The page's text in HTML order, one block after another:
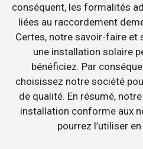
conséquent, les formalités
liées au raccordement
Certes, notre savoir-faire
une installation solaire
bénéficiez. Par
choisissez notre société
de qualité. En résumé,
installation conforme aux
pourrez l’utiliser